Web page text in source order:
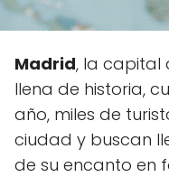
Madrid, la capital
llena de historia,
año, miles de
ciudad y buscan
de su encanto en